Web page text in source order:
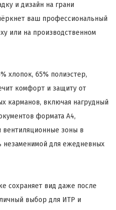
и дизайн на грани
ваш профессиональный
или на производственном
хлопок, 65% полиэстер,
комфорт и защиту от
карманов, включая нагрудный
формата А4,
зоны в
для ежедневных
сохраняет вид даже после
выбор для ИТР и